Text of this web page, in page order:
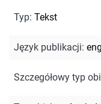
Typ: Tekst
Język publikacji: eng
Szczegółowy typ